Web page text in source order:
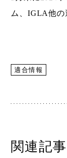
ム、IGLA他の
適合情報
関連記事